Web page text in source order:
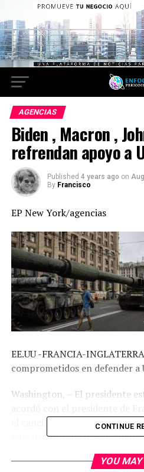
AGENCIAS
Biden , Macron ,
refrendan apoyo a
Published 4 years ago on
By Francisco
EP New York/agencias
EE.UU -FRANCIA-
comprometidos en defender a
Washington, – El presidente
el canciller de Alemania, Olaf
ministro británico, Boris
una llamada telefónica,
esfuerzos de Ucrania para
CONTINUE
YOU